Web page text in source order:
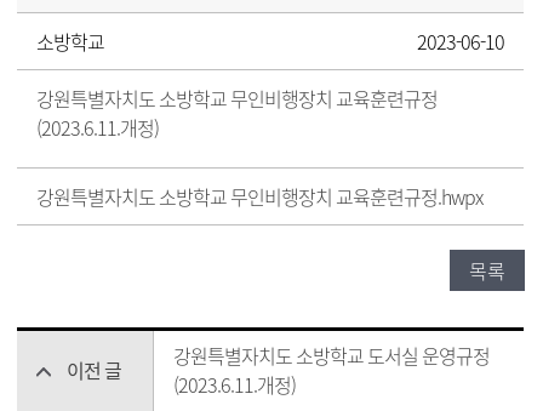
소방학교
2023-06-10
강원특별자치도 소방학교 무인비행장치 교육훈련규정
(2023.6.11.개정)
강원특별자치도 소방학교 무인비행장치 교육훈련규정.hwpx
목록
이전 글
강원특별자치도 소방학교 도서실 운영규정
(2023.6.11.개정)